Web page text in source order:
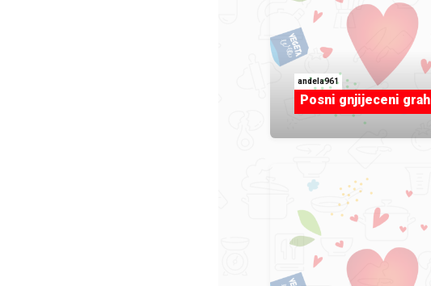
andela961
Posni gnjijeceni grah